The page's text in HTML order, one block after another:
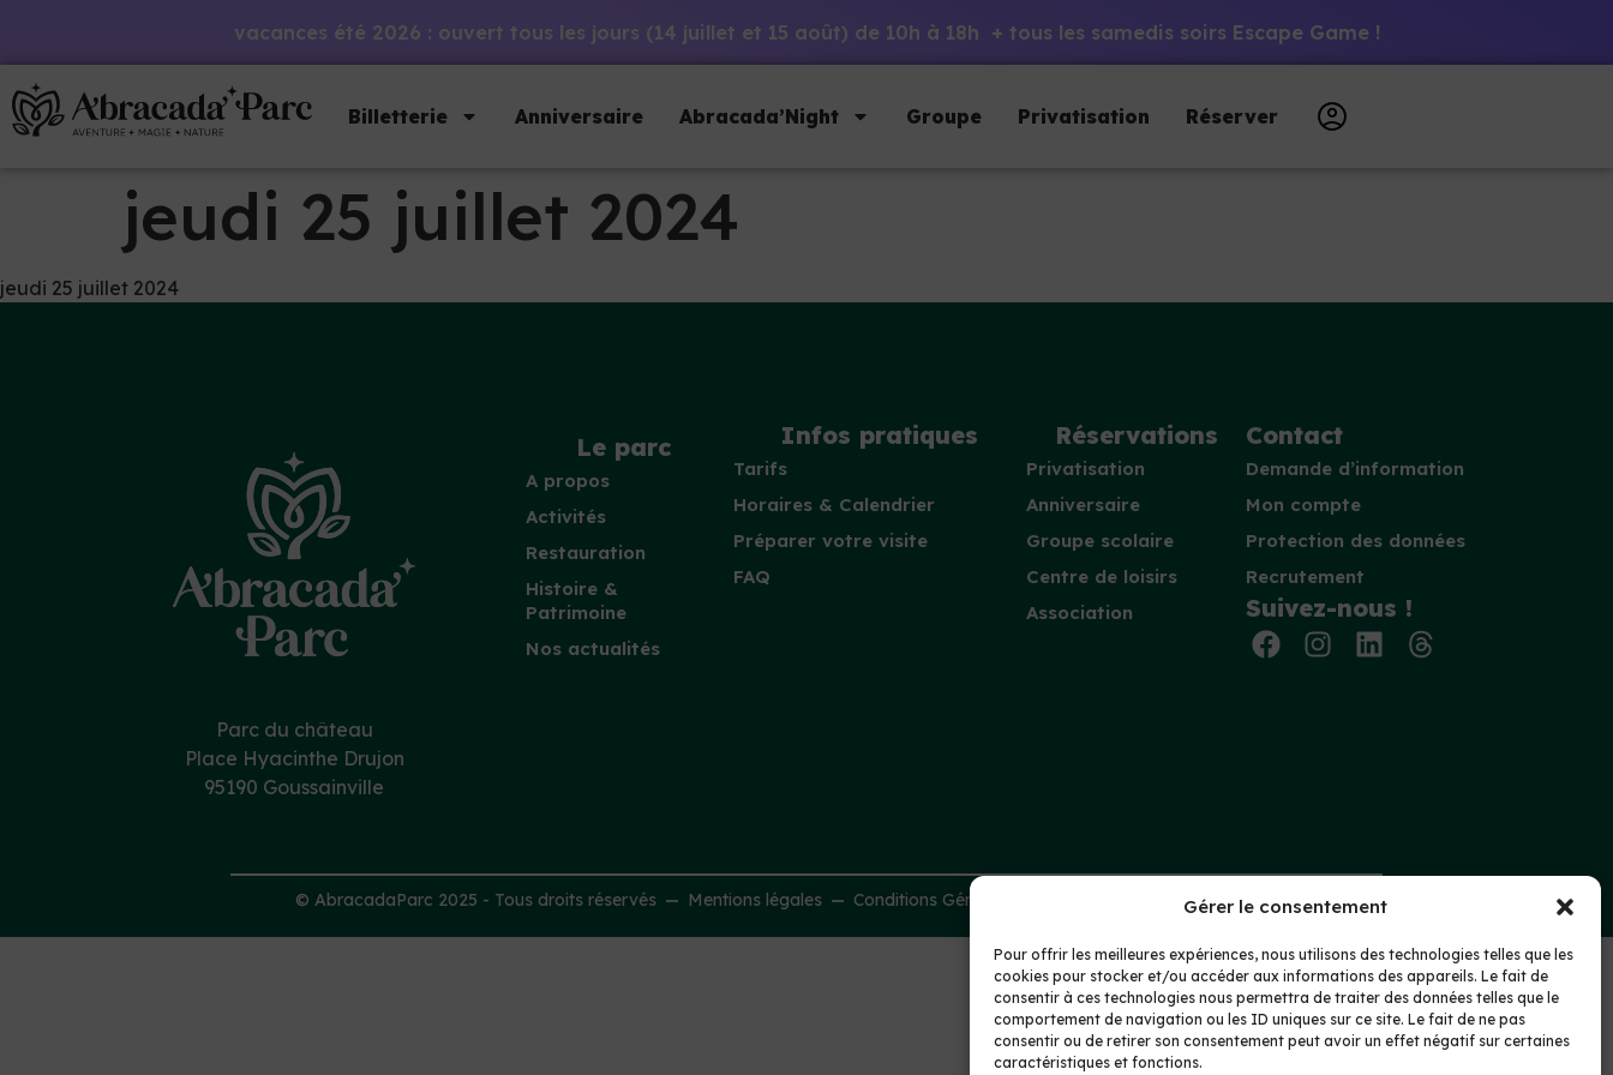
Gérer le consentement
Pour offrir les meilleures expériences, nous utilisons des technologies telles que les
cookies pour stocker et/ou accéder aux informations des appareils. Le fait de
consentir à ces technologies nous permettra de traiter des données telles que le
comportement de navigation ou les ID uniques sur ce site. Le fait de ne pas
consentir ou de retirer son consentement peut avoir un effet négatif sur certaines
caractéristiques et fonctions.
vacances été 2026 : ouvert tous les jours (14 juillet et 15 août) de 10h à 18h + tous les samedis soirs Escape Game !
Billetterie Anniversaire Abracada’Night Groupe Privatisation Réserver
jeudi 25 juillet 2024
jeudi 25 juillet 2024
Parc du château
Place Hyacinthe Drujon
95190 Goussainville
Le parc
A propos
Activités
Restauration
Histoire &
Patrimoine
Nos actualités
Infos pratiques
Tarifs
Horaires & Calendrier
Préparer votre visite
FAQ
Réservations
Privatisation
Anniversaire
Groupe scolaire
Centre de loisirs
Association
Contact
Demande d’information
Mon compte
Protection des données
Recrutement
Suivez-nous !
© AbracadaParc 2025 - Tous droits réservés Mentions légales Conditions Générales de Vente Protection des données